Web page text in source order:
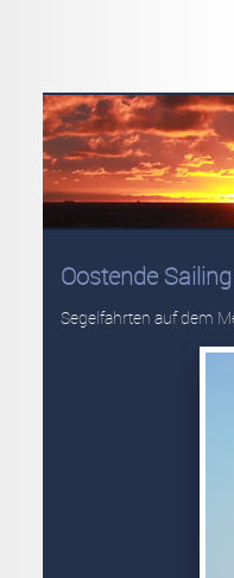
Oostende
Segelfahrten auf dem